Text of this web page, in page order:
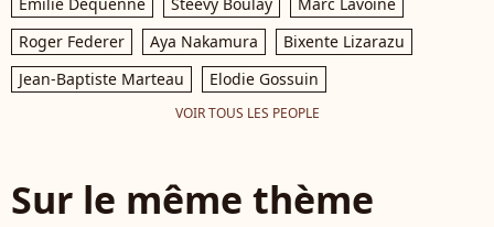
Roger Federer
Aya Nakamura
Bixente Lizarazu
Jean-Baptiste Marteau
Elodie Gossuin
VOIR TOUS LES PEOPLE
Sur le même thème